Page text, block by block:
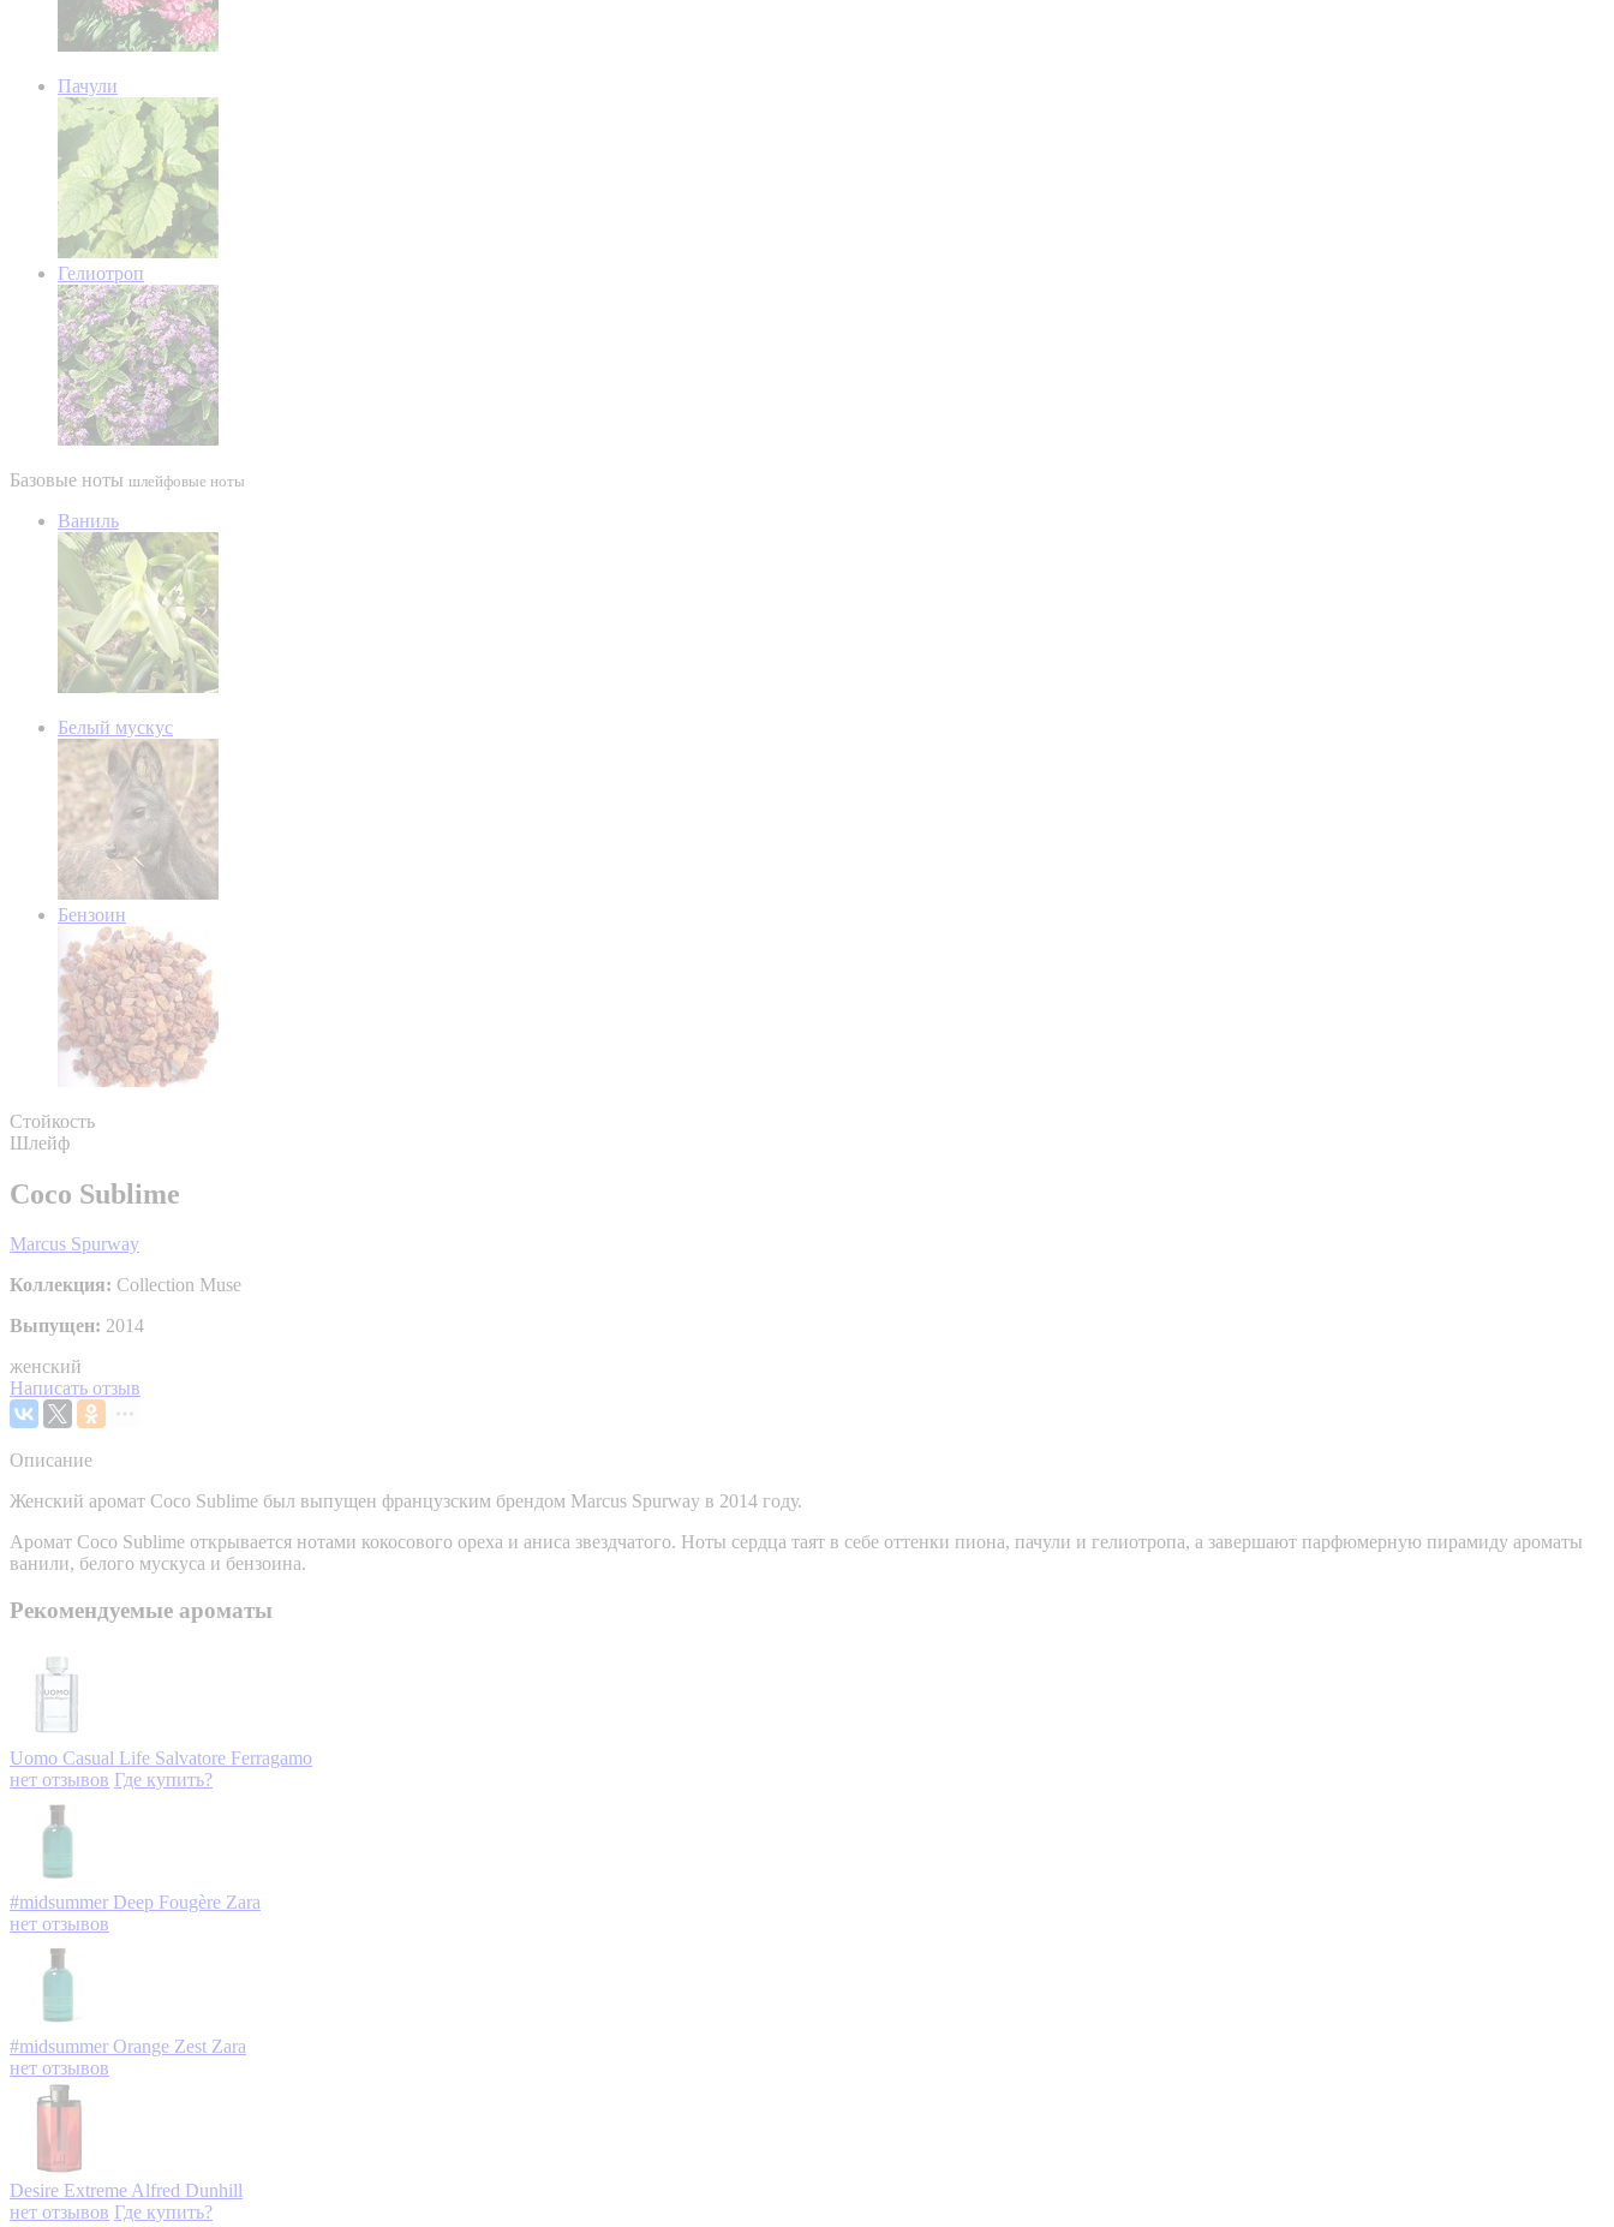
Пачули
Гелиотроп
Базовые ноты шлейфовые ноты
Ваниль
Белый мускус
Бензоин
Стойкость
Шлейф
Coco Sublime
Marcus Spurway
Коллекция: Collection Muse
Выпущен: 2014
женский
Написать отзыв
Описание
Женский аромат Coco Sublime был выпущен французским брендом Marcus Spurway в 2014 году.
Аромат Coco Sublime открывается нотами кокосового ореха и аниса звездчатого. Ноты сердца таят в себе оттенки пиона, пачули и гелиотропа, а завершают парфюмерную пирамиду ароматы
ванили, белого мускуса и бензоина.
Рекомендуемые ароматы
Uomo Casual Life Salvatore Ferragamo
нет отзывов Где купить?
#midsummer Deep Fougère Zara
нет отзывов
#midsummer Orange Zest Zara
нет отзывов
Desire Extreme Alfred Dunhill
нет отзывов Где купить?